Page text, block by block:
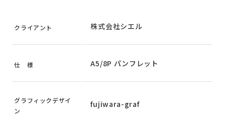
クライアント 株式会社シエル
仕 様 A5/8P パンフレット
グラフィックデザイ
ン
fujiwara-graf